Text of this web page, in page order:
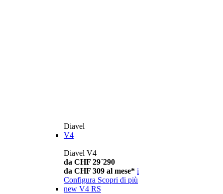
Diavel
V4
Diavel V4
da CHF 29´290
da CHF 309 al mese* i
Configura Scopri di più
new V4 RS